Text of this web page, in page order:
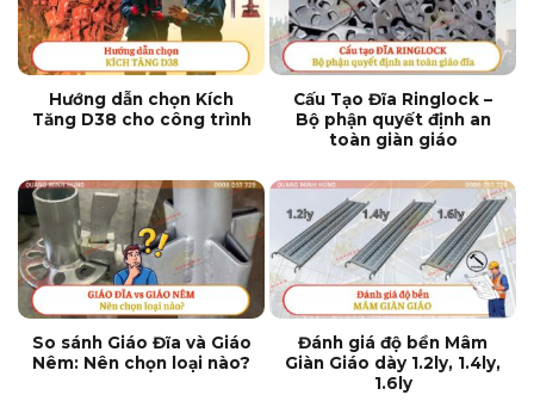
Hướng dẫn chọn Kích
Tăng D38 cho công trình
Cấu Tạo Đĩa Ringlock –
Bộ phận quyết định an
toàn giàn giáo
So sánh Giáo Đĩa và Giáo
Nêm: Nên chọn loại nào?
Đánh giá độ bền Mâm
Giàn Giáo dày 1.2ly, 1.4ly,
1.6ly